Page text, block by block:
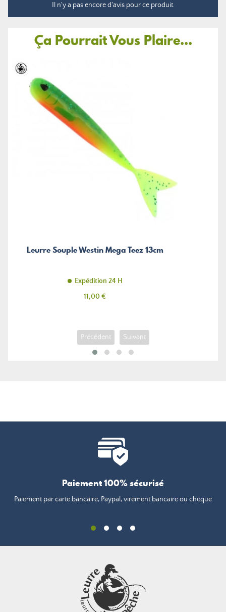
Il n'y a pas encore d'avis pour ce produit.
Ça Pourrait Vous Plaire...
Leurre Souple Westin Mega Teez 13cm
Expédition 24 H
Prix
11,00 €
Précédent Suivant
Paiement 100% sécurisé
Paiement par carte bancaire, Paypal, virement bancaire ou chèque